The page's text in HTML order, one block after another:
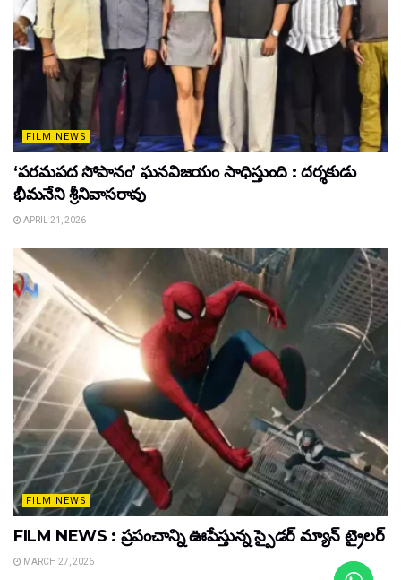
FILM NEWS
‘పరమపద సోపానం’ ఘనవిజయం సాధిస్తుంది : దర్శకుడు
భీమనేని శ్రీనివాసరావు
APRIL 21, 2026
FILM NEWS
FILM NEWS : ప్రపంచాన్ని ఊపేస్తున్న స్పైడర్ మ్యాన్ ట్రైలర్
MARCH 27, 2026